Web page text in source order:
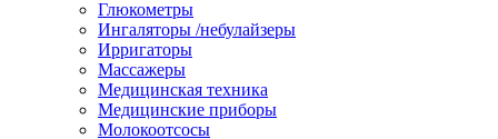
Глюкометры
Ингаляторы /небулайзеры
Ирригаторы
Массажеры
Медицинская техника
Медицинские приборы
Молокоотсосы